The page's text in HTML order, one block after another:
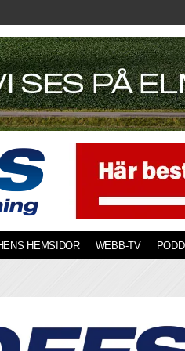
HEMSIDOR WEBB-TV PODD